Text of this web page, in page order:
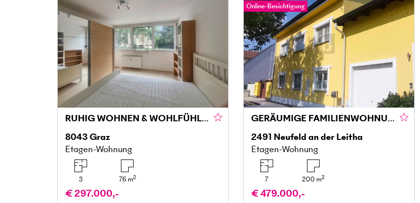
RUHIG WOHNEN & WOHLFÜHLEN MIT BALKON IN DER MARIATROSTERSTRASSE
8043Graz
Etagen-Wohnung
3 76m2
€ 297.000,-
Online-Besichtigung
GERÄUMIGE FAMILIENWOHNUNG MIT GROSSZÜGIGER TERRASSENLANDSCHAFT - EXTRA STUDIO
2491 Neufeld an der Leitha
Etagen-Wohnung
7 200 m2
€ 479.000,-